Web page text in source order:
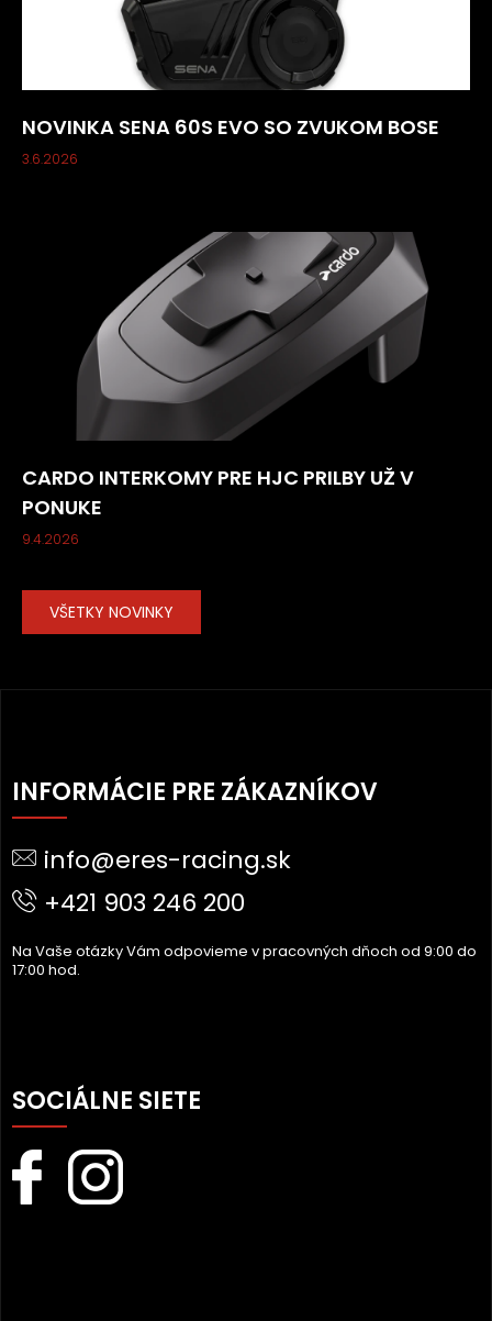
NOVINKA SENA 60S EVO SO ZVUKOM BOSE
3.6.2026
CARDO INTERKOMY PRE HJC PRILBY UŽ V
PONUKE
9.4.2026
VŠETKY NOVINKY
Á
P
T
INFORMÁCIE PRE ZÁKAZNÍKOV
info@eres-racing.sk
+421 903 246 200
Na Vaše otázky Vám odpovieme v pracovných dňoch od 9:00 do
17:00 hod.
SOCIÁLNE SIETE